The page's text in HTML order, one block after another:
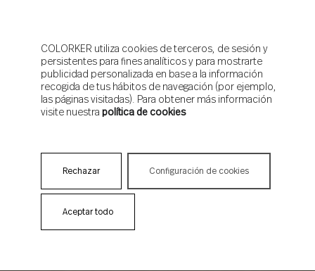
COLORKER utiliza cookies de terceros, de sesión y
persistentes para fines analíticos y para mostrarte
publicidad personalizada en base a la información
recogida de tus hábitos de navegación (por ejemplo,
las páginas visitadas). Para obtener más información
visite nuestra política de cookies
Aceptar todo
Rechazar Configuración de cookies